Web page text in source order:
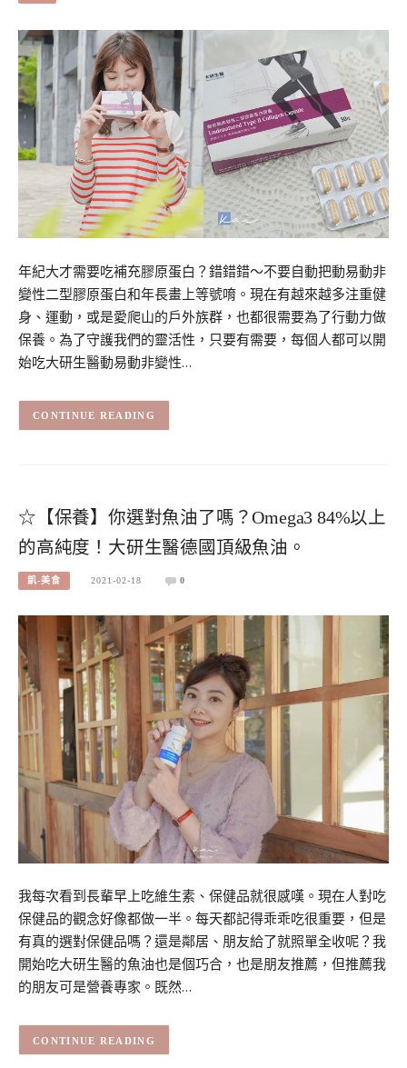
年紀大才需要吃補充膠原蛋白？錯錯錯～不要自動把動易動非
變性二型膠原蛋白和年長畫上等號唷。現在有越來越多注重健
身、運動，或是愛爬山的戶外族群，也都很需要為了行動力做
保養。為了守護我們的靈活性，只要有需要，每個人都可以開
始吃大研生醫動易動非變性…
CONTINUE READING
☆【保養】你選對魚油了嗎？Omega3 84%以上
的高純度！大研生醫德國頂級魚油。
凱-美食 2021-02-18 0
我每次看到長輩早上吃維生素、保健品就很感嘆。現在人對吃
保健品的觀念好像都做一半。每天都記得乖乖吃很重要，但是
有真的選對保健品嗎？還是鄰居、朋友給了就照單全收呢？我
開始吃大研生醫的魚油也是個巧合，也是朋友推薦，但推薦我
的朋友可是營養專家。既然…
CONTINUE READING